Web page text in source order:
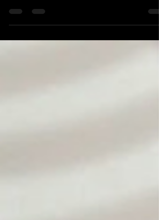
fermantasyon işlemiyle üretilen bu ekmek